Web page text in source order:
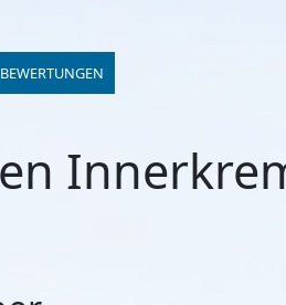
BEWERTUNGEN